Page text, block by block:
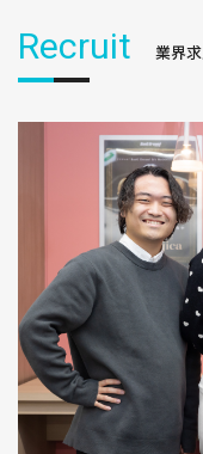
Recruit 業界